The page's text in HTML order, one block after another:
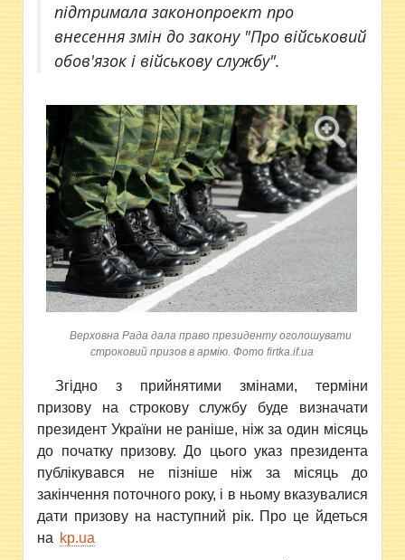
підтримала законопроект про
внесення змін до закону "Про військовий
обов'язок і військову службу".
Верховна Рада дала право президенту оголошувати
строковий призов в армію. Фото firtka.if.ua
Згідно з прийнятими змінами, терміни
призову на строкову службу буде визначати
президент України не раніше, ніж за один місяць
до початку призову. До цього указ президента
публікувався не пізніше ніж за місяць до
закінчення поточного року, і в ньому вказувалися
дати призову на наступний рік. Про це йдеться
на kp.ua